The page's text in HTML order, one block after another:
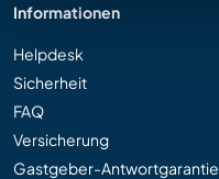
Informationen
Helpdesk
Sicherheit
FAQ
Versicherung
Gastgeber-Antwortgarantie